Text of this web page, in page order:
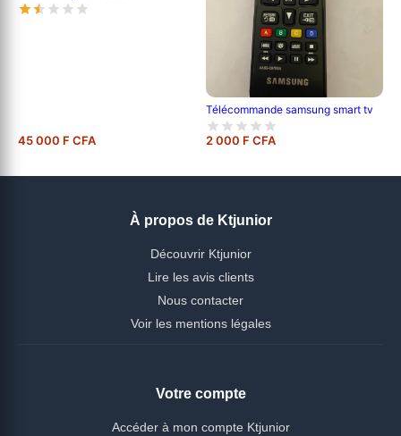
45 000 F CFA
Télécommande samsung smart tv
2 000 F CFA
À propos de Ktjunior
Découvrir Ktjunior
Lire les avis clients
Nous contacter
Voir les mentions légales
Votre compte
Accéder à mon compte Ktjunior